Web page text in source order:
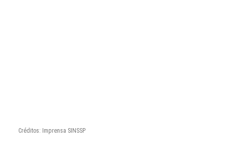
Créditos: Imprensa SINSSP